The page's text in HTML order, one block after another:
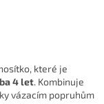
které je
4 let. Kombinuje
vázacím popruhům